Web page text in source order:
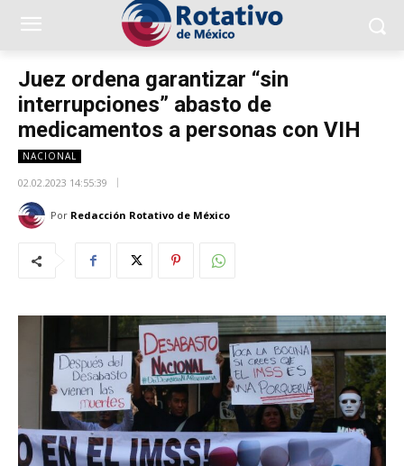
Juez ordena garantizar “sin
interrupciones” abasto de
medicamentos a personas con VIH
NACIONAL
02.02.2023 14:55:39
Por Redacción Rotativo de México